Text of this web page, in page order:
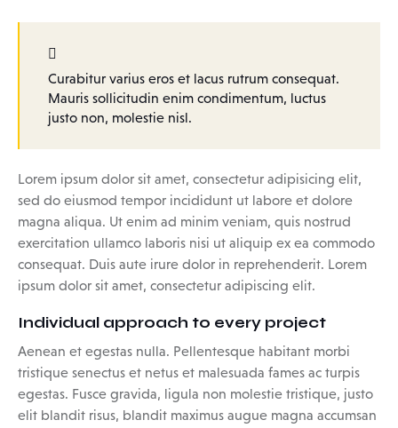
Curabitur varius eros et lacus rutrum consequat.
Mauris sollicitudin enim condimentum, luctus
justo non, molestie nisl.
Lorem ipsum dolor sit amet, consectetur adipisicing elit,
sed do eiusmod tempor incididunt ut labore et dolore
magna aliqua. Ut enim ad minim veniam, quis nostrud
exercitation ullamco laboris nisi ut aliquip ex ea commodo
consequat. Duis aute irure dolor in reprehenderit. Lorem
ipsum dolor sit amet, consectetur adipiscing elit.
Individual approach to every project
Aenean et egestas nulla. Pellentesque habitant morbi
tristique senectus et netus et malesuada fames ac turpis
egestas. Fusce gravida, ligula non molestie tristique, justo
elit blandit risus, blandit maximus augue magna accumsan